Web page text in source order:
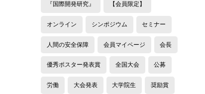
『国際開発研究』 【会員限定】
オンライン シンポジウム セミナー
人間の安全保障 会員マイページ 会長
優秀ポスター発表賞 全国大会 公募
労働 大会発表 大学院生 奨励賞